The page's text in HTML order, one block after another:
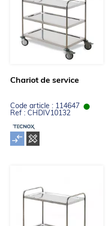
Chariot de service
Code article : 114647
Ref : CHDIV10132